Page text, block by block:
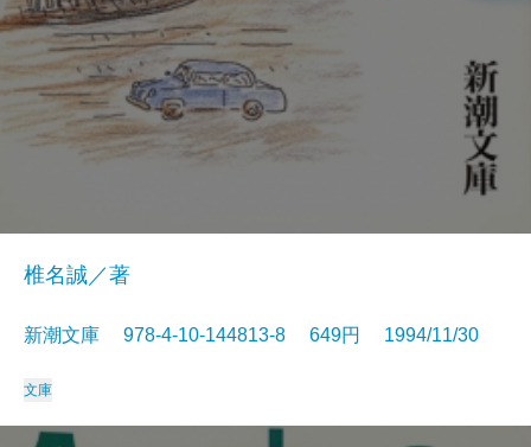
椎名誠／著
新潮文庫 978-4-10-144813-8 649円 1994/11/30
文庫